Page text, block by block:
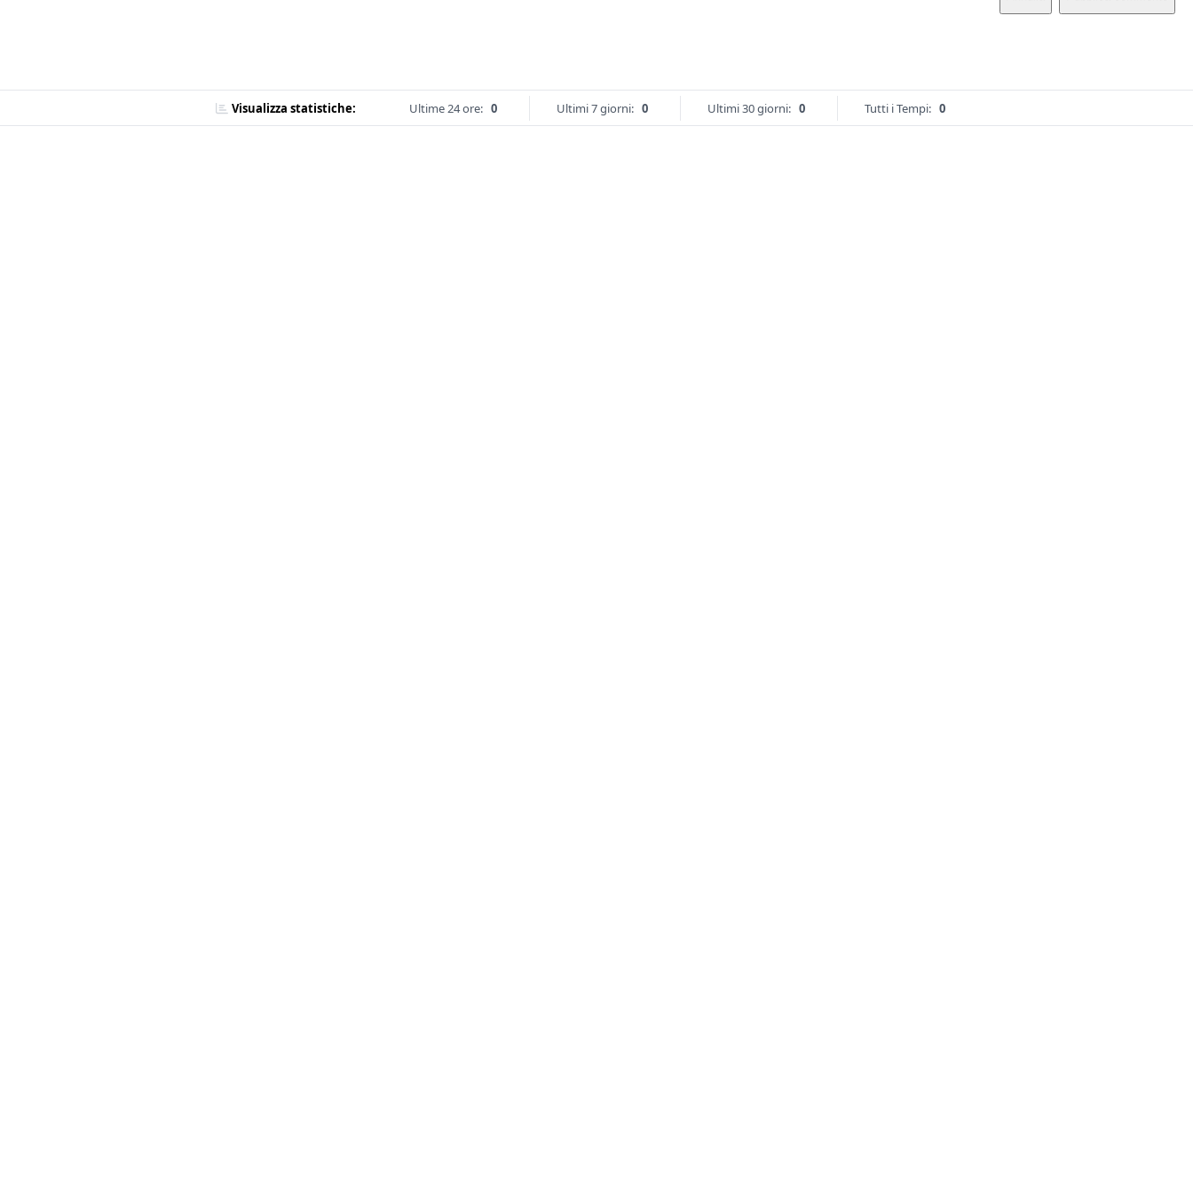
Visualizza statistiche: Ultime 24 ore: 0 Ultimi 7 giorni: 0 Ultimi 30 giorni: 0 Tutti i Tempi: 0